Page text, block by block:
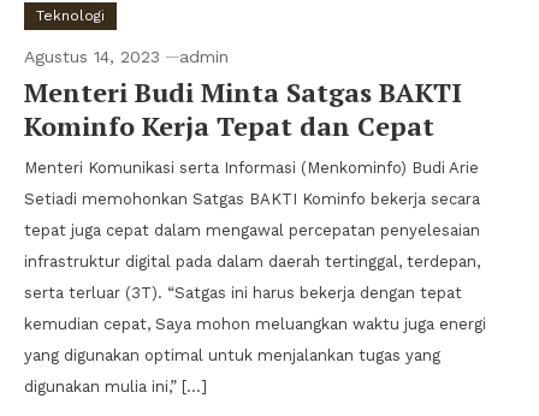
Teknologi
Agustus 14, 2023 admin
Menteri Budi Minta Satgas BAKTI
Kominfo Kerja Tepat dan Cepat
Menteri Komunikasi serta Informasi (Menkominfo) Budi Arie
Setiadi memohonkan Satgas BAKTI Kominfo bekerja secara
tepat juga cepat dalam mengawal percepatan penyelesaian
infrastruktur digital pada dalam daerah tertinggal, terdepan,
serta terluar (3T). “Satgas ini harus bekerja dengan tepat
kemudian cepat, Saya mohon meluangkan waktu juga energi
yang digunakan optimal untuk menjalankan tugas yang
digunakan mulia ini,” […]